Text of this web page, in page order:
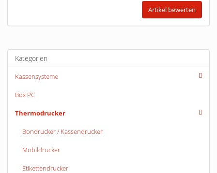
Kategorien
Kassensysteme
Box PC
Thermodrucker
Bondrucker / Kassendrucker
Mobildrucker
Etikettendrucker